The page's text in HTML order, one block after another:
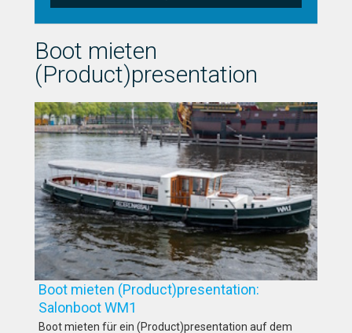
Boot mieten
(Product)presentation
Boot mieten (Product)presentation:
Salonboot WM1
Boot mieten für ein (Product)presentation auf dem